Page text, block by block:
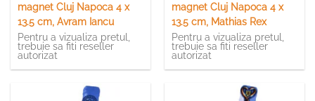
magnet Cluj Napoca 4 x
13.5 cm, Avram Iancu
Pentru a vizualiza pretul,
trebuie sa fiti reseller
autorizat
magnet Cluj Napoca 4 x
13.5 cm, Mathias Rex
Pentru a vizualiza pretul,
trebuie sa fiti reseller
autorizat